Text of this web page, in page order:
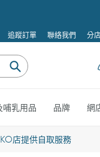
追蹤訂單 聯絡我們 分
提
哺乳用品 品牌 網
店提供自取服務